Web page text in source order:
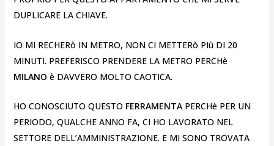
DUPLICARE LA CHIAVE.
IO MI RECHERò IN METRO, NON CI METTERò PIù DI 20
MINUTI. PREFERISCO PRENDERE LA METRO PERCHè
MILANO è DAVVERO MOLTO CAOTICA.
HO CONOSCIUTO QUESTO FERRAMENTA PERCHè PER UN
PERIODO, QUALCHE ANNO FA, CI HO LAVORATO NEL
SETTORE DELL’AMMINISTRAZIONE. E MI SONO TROVATA